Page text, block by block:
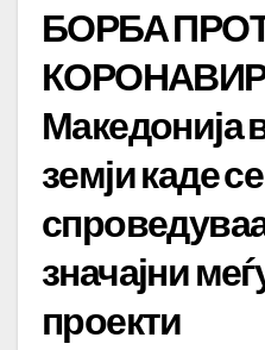
БОРБА
Македонија
земји каде се
значајни
проекти